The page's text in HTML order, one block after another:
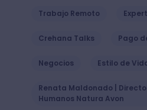
Trabajo Remoto
Crehana Talks Pago
Negocios Estilo de
Renata Maldonado |
Humanos Natura Avon